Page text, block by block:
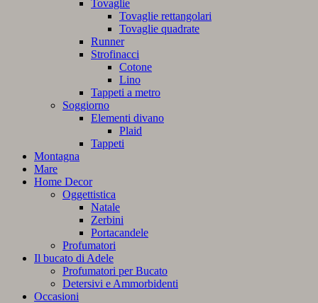
Tovaglie
Tovaglie rettangolari
Tovaglie quadrate
Runner
Strofinacci
Cotone
Lino
Tappeti a metro
Soggiorno
Elementi divano
Plaid
Tappeti
Montagna
Mare
Home Decor
Oggettistica
Natale
Zerbini
Portacandele
Profumatori
Il bucato di Adele
Profumatori per Bucato
Detersivi e Ammorbidenti
Occasioni